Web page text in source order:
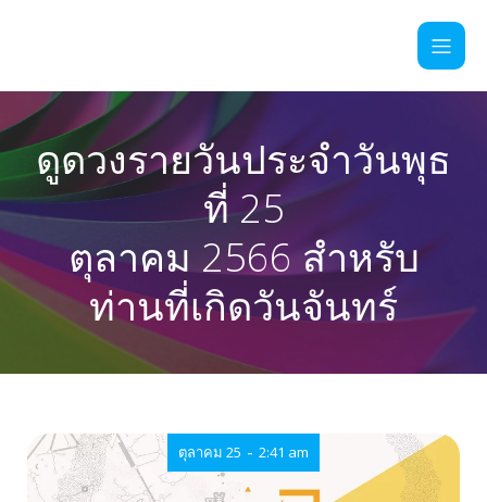
ดูดวงรายวันประจำวันพุธ
ที่ 25
ตุลาคม 2566 สำหรับ
ท่านที่เกิดวันจันทร์
ตุลาคม 25 - 2:41 am